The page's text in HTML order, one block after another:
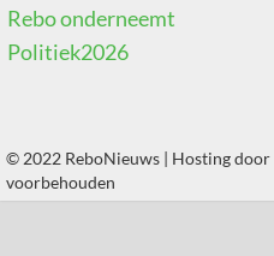
Rebo onderneemt
Politiek2026
© 2022 ReboNieuws | Hosting door
voorbehouden